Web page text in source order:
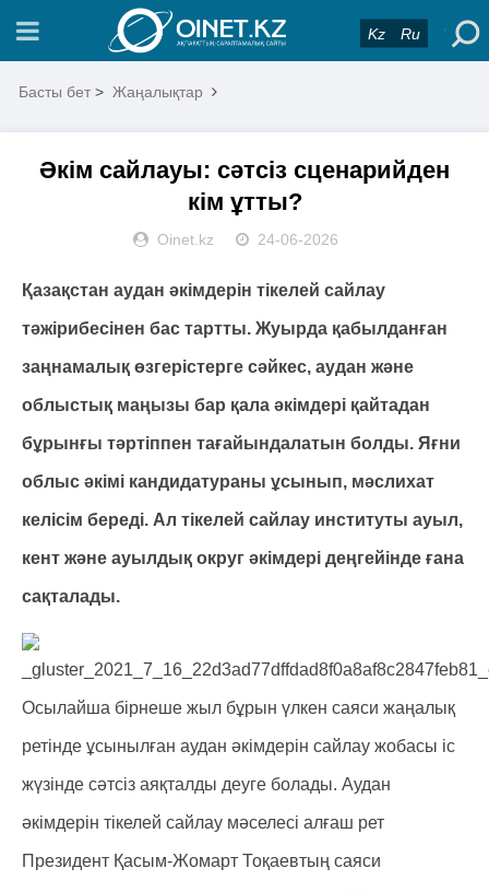
Kz Ru
Басты бет > Жаңалықтар
Әкім сайлауы: сәтсіз сценарийден
кім ұтты?
Oinet.kz 24-06-2026
Қазақстан аудан әкімдерін тікелей сайлау
тәжірибесінен бас тартты. Жуырда қабылданған
заңнамалық өзгерістерге сәйкес, аудан және
облыстық маңызы бар қала әкімдері қайтадан
бұрынғы тәртіппен тағайындалатын болды. Яғни
облыс әкімі кандидатураны ұсынып, мәслихат
келісім береді. Ал тікелей сайлау институты ауыл,
кент және ауылдық округ әкімдері деңгейінде ғана
сақталады.
Осылайша бірнеше жыл бұрын үлкен саяси жаңалық
ретінде ұсынылған аудан әкімдерін сайлау жобасы іс
жүзінде сәтсіз аяқталды деуге болады. Аудан
әкімдерін тікелей сайлау мәселесі алғаш рет
Президент Қасым-Жомарт Тоқаевтың саяси